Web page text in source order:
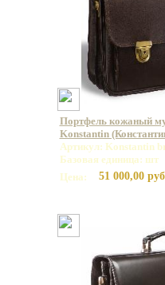
Портфель кожаный
Konstantin
Артикул: Konstantin
Базовая единица: шт
Цена:
51 000,00